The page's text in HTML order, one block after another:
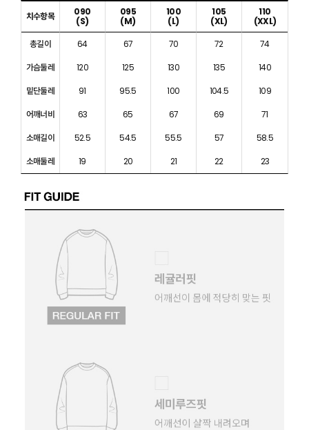
치수항목
090
(S)
095
(M)
100
(L)
105
(XL)
110
(XXL)
총길이
64 67 70 72
74
가슴둘레
120 125 130 135
140
밑단둘레
91 95.5 100 104.5
109
어깨너비
63 65 67 69
71
소매길이
52.5 54.5 55.5 57
58.5
소매둘레
19 20 21 22 23